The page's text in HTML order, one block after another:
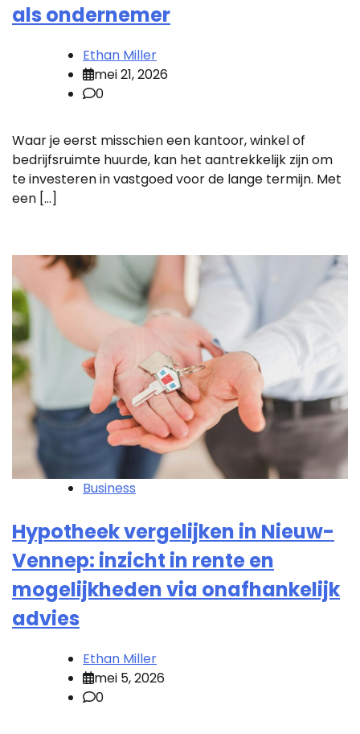
als ondernemer
Ethan Miller
mei 21, 2026
0
Waar je eerst misschien een kantoor, winkel of
bedrijfsruimte huurde, kan het aantrekkelijk zijn om
te investeren in vastgoed voor de lange termijn. Met
een […]
Business
Hypotheek vergelijken in Nieuw-
Vennep: inzicht in rente en
mogelijkheden via onafhankelijk
advies
Ethan Miller
mei 5, 2026
0